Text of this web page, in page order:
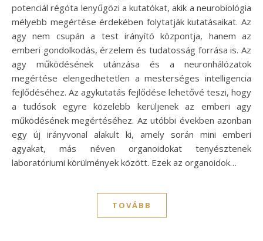
potenciál régóta lenyűgözi a kutatókat, akik a neurobiológia
mélyebb megértése érdekében folytatják kutatásaikat. Az
agy nem csupán a test irányító központja, hanem az
emberi gondolkodás, érzelem és tudatosság forrása is. Az
agy működésének utánzása és a neuronhálózatok
megértése elengedhetetlen a mesterséges intelligencia
fejlődéséhez. Az agykutatás fejlődése lehetővé teszi, hogy
a tudósok egyre közelebb kerüljenek az emberi agy
működésének megértéséhez. Az utóbbi években azonban
egy új irányvonal alakult ki, amely során mini emberi
agyakat, más néven organoidokat tenyésztenek
laboratóriumi körülmények között. Ezek az organoidok…
TOVÁBB